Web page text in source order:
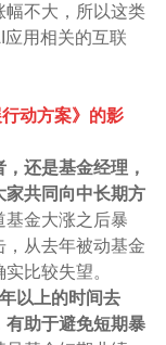
幅不大，所以这类
用相关的互联
动方案》的影
还是基金经理，
家共同向中长期方
基金大涨之后暴
，从去年被动基金
比较失望。
以上的时间去
有助于避免短期暴